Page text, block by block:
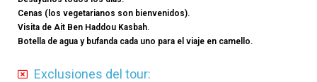
Cenas (los vegetarianos son bienvenidos).
Visita de Ait Ben Haddou Kasbah.
Botella de agua y bufanda cada uno para el viaje en camello.
Exclusiones del tour: